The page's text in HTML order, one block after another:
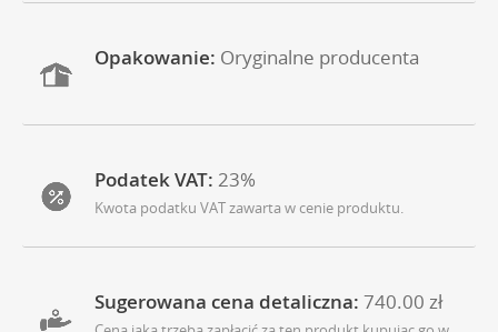
Opakowanie: Oryginalne producenta
Podatek VAT: 23%
Kwota podatku VAT zawarta w cenie produktu.
Sugerowana cena detaliczna: 740.00 zł